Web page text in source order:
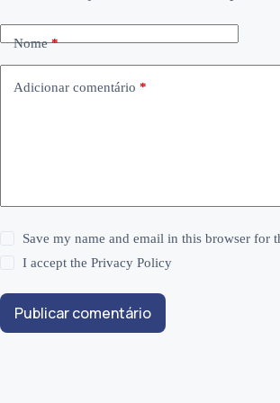
Nome*
Adicionar comentário *
Save my name and email in this browser for
I accept thePrivacy Policy
Publicar comentário